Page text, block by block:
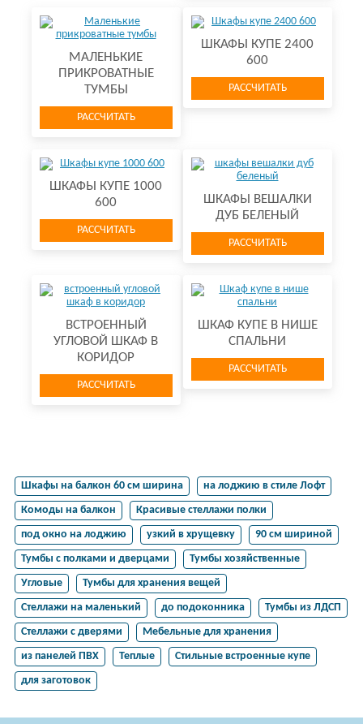
МАЛЕНЬКИЕ
ПРИКРОВАТНЫЕ
ТУМБЫ
РАССЧИТАТЬ
ШКАФЫ КУПЕ 2400
600
РАССЧИТАТЬ
ШКАФЫ КУПЕ 1000
600
РАССЧИТАТЬ
ШКАФЫ ВЕШАЛКИ
ДУБ БЕЛЕНЫЙ
РАССЧИТАТЬ
ВСТРОЕННЫЙ
УГЛОВОЙ ШКАФ В
КОРИДОР
РАССЧИТАТЬ
ШКАФ КУПЕ В НИШЕ
СПАЛЬНИ
РАССЧИТАТЬ
Шкафы на балкон 60 см ширина
на лоджию в стиле Лофт
Комоды на балкон
Красивые стеллажи полки
под окно на лоджию
узкий в хрущевку
90 см шириной
Тумбы с полками и дверцами
Тумбы хозяйственные
Угловые
Тумбы для хранения вещей
Стеллажи на маленький
до подоконника
Тумбы из ЛДСП
Стеллажи с дверями
Мебельные для хранения
из панелей ПВХ
Теплые
Стильные встроенные купе
для заготовок